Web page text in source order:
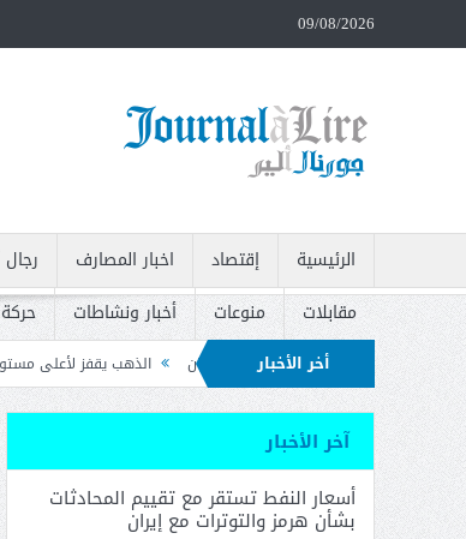
09/08/2026
الرئيسية إقتصاد اخبار المصارف
مقابلات
منوعات أخبار ونشاطات
أخر الأخباروالتوترات مع إيران الذهب يقفز لأعلى مستوى منذ منتصف حزيران
وتدعو إلى سحبه
آخر الأخبار
أسعار النفط تستقر مع تقييم المحادثات
بشأن هرمز والتوترات مع إيران